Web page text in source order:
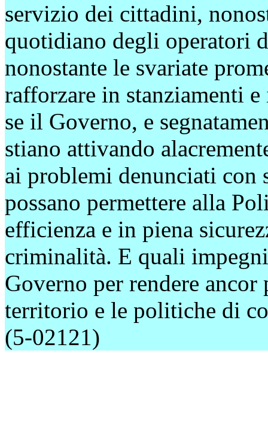
servizio dei cittadini,
quotidiano degli operatori
nonostante le svariate
rafforzare in stanziamenti
se il Governo, e
stiano attivando
ai problemi denunciati con
possano permettere alla
efficienza e in piena
criminalità. E quali
Governo per rendere
territorio e le politiche di
(5-02121)